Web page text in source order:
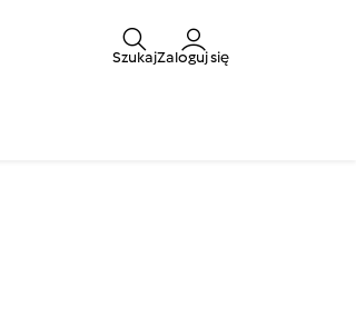
SzukajZaloguj się